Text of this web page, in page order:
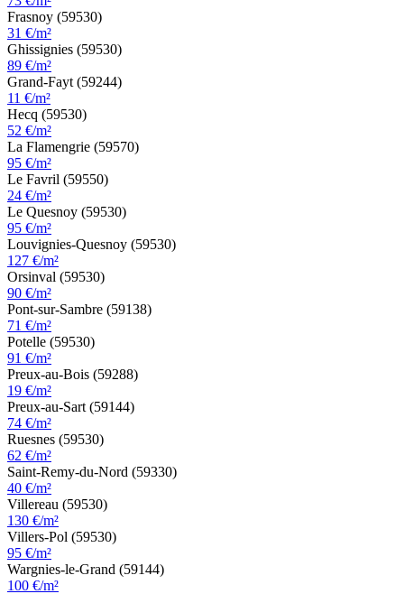
Frasnoy (59530)
31 €/m²
Ghissignies (59530)
89 €/m²
Grand-Fayt (59244)
11 €/m²
Hecq (59530)
52 €/m²
La Flamengrie (59570)
95 €/m²
Le Favril (59550)
24 €/m²
Le Quesnoy (59530)
95 €/m²
Louvignies-Quesnoy (59530)
127 €/m²
Orsinval (59530)
90 €/m²
Pont-sur-Sambre (59138)
71 €/m²
Potelle (59530)
91 €/m²
Preux-au-Bois (59288)
19 €/m²
Preux-au-Sart (59144)
74 €/m²
Ruesnes (59530)
62 €/m²
Saint-Remy-du-Nord (59330)
40 €/m²
Villereau (59530)
130 €/m²
Villers-Pol (59530)
95 €/m²
Wargnies-le-Grand (59144)
100 €/m²